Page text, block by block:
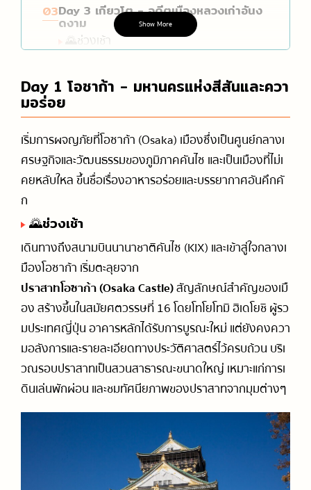
03Day 3 เกียวโต - อดีตเมืองหลวงเก่าอันง
ดงาม
🌄ช่วงเช้า
🌆ช่วงเย็น
04Day 4 นารา - เมืองแห่งกวางและความศ
รัทธา
🌄ช่วงเช้า
☀️ช่วงบ่าย
🌆ช่วงเย็น
Show More
Day 1 โอซาก้า - มหานครแห่งสีสันและควา
มอร่อย
เริ่มการผจญภัยที่โอซาก้า (Osaka) เมืองซึ่งเป็นศูนย์กลางเ
ศรษฐกิจและวัฒนธรรมของภูมิภาคคันไซ และเป็นเมืองที่ไม่เ
คยหลับใหล ขึ้นชื่อเรื่องอาหารอร่อยและบรรยากาศอันคึกคั
ก
🌄ช่วงเช้า
เดินทางถึงสนามบินนานาชาติคันไซ (KIX) และเข้าสู่ใจกลางเ
มืองโอซาก้า เริ่มตะลุยจาก
ปราสาทโอซาก้า (Osaka Castle)สัญลักษณ์สำคัญของเมื
อง สร้างขึ้นในสมัยศตวรรษที่ 16 โดยโทโยโทมิ ฮิเดโยชิ ผู้รว
มประเทศญี่ปุ่น อาคารหลักได้รับการบูรณะใหม่ แต่ยังคงควา
มอลังการและรายละเอียดทางประวัติศาสตร์ไว้ครบถ้วน บริเ
วณรอบปราสาทเป็นสวนสาธารณะขนาดใหญ่ เหมาะแก่การเ
ดินเล่นพักผ่อน และชมทัศนียภาพของปราสาทจากมุมต่างๆ